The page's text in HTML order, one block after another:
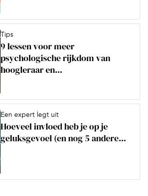
Tips
9 lessen voor meer
psychologische rijkdom van
hoogleraar en...
Een expert legt uit
Hoeveel invloed heb je op je
geluksgevoel (en nog 5 andere...